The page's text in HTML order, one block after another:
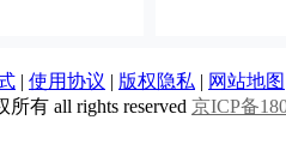
| 使用协议 | 版权隐私 | 网站地图
有 all rights reserved 京ICP备